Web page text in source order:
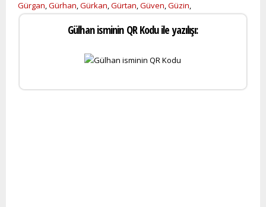
Gürgan,Gürhan,Gürkan,Gürtan,Güven,Güzin,
Gülhan isminin QR Kodu ile yazılışı: